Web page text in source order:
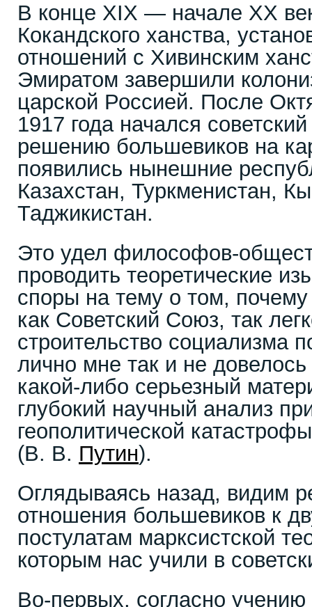
В конце XIX — начале XX
Кокандского ханства,
отношений с Хивинским
Эмиратом завершили
царской Россией. После
1917 года начался
решению большевиков на
появились нынешние
Казахстан, Туркменистан,
Таджикистан.
Это удел философов-
проводить теоретические
споры на тему о том,
как Советский Союз, так
строительство социализма
лично мне так и не
какой-либо серьезный
глубокий научный анализ
геополитической
(В. В. Путин).
Оглядываясь назад, видим
отношения большевиков к
постулатам марксистской
которым нас учили в
Во-первых, согласно